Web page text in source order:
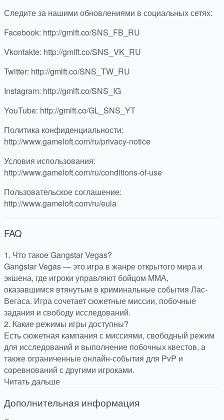
Следите за нашими обновлениями в социальных сетях:
Facebook: http://gmlft.co/SNS_FB_RU
Vkontakte: http://gmlft.co/SNS_VK_RU
Twitter: http://gmlft.co/SNS_TW_RU
Instagram: http://gmlft.co/SNS_IG
YouTube: http://gmlft.co/GL_SNS_YT
Политика конфиденциальности:
http://www.gameloft.com/ru/privacy-notice
Условия использования:
http://www.gameloft.com/ru/conditions-of-use
Пользовательское соглашение:
http://www.gameloft.com/ru/eula
FAQ
1. Что такое Gangstar Vegas?
Gangstar Vegas — это игра в жанре открытого мира и
экшена, где игроки управляют бойцом ММА,
оказавшимся втянутым в криминальные события Лас-
Вегаса. Игра сочетает сюжетные миссии, побочные
задания и свободу исследований.
2. Какие режимы игры доступны?
Есть сюжетная кампания с миссиями, свободный режим
для исследований и выполнение побочных квестов, а
также ограниченные онлайн-события для PvP и
соревнований с другими игроками.
Читать дальше
Дополнительная информация